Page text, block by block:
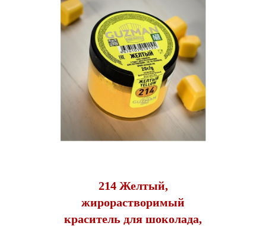
214 Желтый,
жирорастворимый
краситель для шоколада,